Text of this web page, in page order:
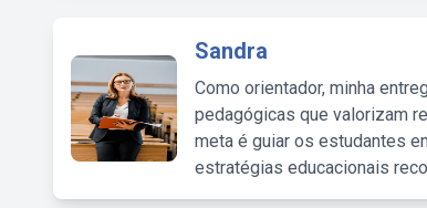
Sandra
Como orientador, minha
pedagógicas que valorizam
meta é guiar os estudantes
estratégias educacionais